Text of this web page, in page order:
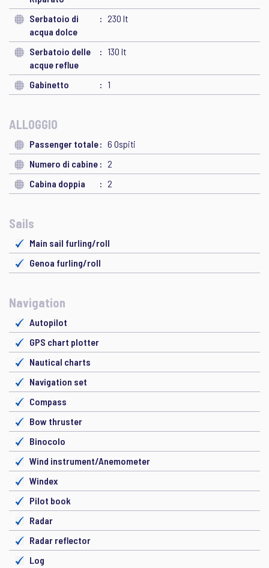
Serbatoio di
acqua dolce
230 lt
Serbatoio delle
acque reflue
130 lt
Gabinetto 1
ALLOGGIO
Passenger totale
6 Ospiti
Numero di cabine
2
Cabina doppia
2
Sails
Main sail furling/roll
Genoa furling/roll
Navigation
Autopilot
GPS chart plotter
Nautical charts
Navigation set
Compass
Bow thruster
Binocolo
Wind instrument/Anemometer
Windex
Pilot book
Radar
Radar reflector
Log